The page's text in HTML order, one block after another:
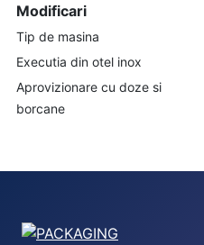
Modificari
Tip de masina
Executia din otel inox
Aprovizionare cu doze si
borcane